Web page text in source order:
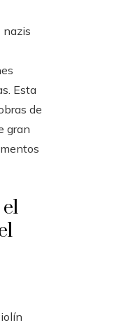
nazis
Esta
de
gran